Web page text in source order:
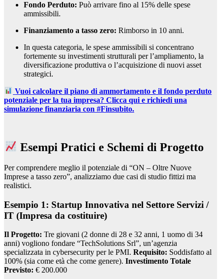
Fondo Perduto: Può arrivare fino al 15% delle spese
ammissibili.
Finanziamento a tasso zero: Rimborso in 10 anni.
In questa categoria, le spese ammissibili si concentrano
fortemente su investimenti strutturali per l’ampliamento, la
diversificazione produttiva o l’acquisizione di nuovi asset
strategici.
Vuoi calcolare il piano di ammortamento e il fondo perduto
potenziale per la tua impresa? Clicca qui e richiedi una
simulazione finanziaria con #Finsubito.
Esempi Pratici e Schemi di Progetto
Per comprendere meglio il potenziale di “ON – Oltre Nuove
Imprese a tasso zero”, analizziamo due casi di studio fittizi ma
realistici.
Esempio 1: Startup Innovativa nel Settore Servizi /
IT (Impresa da costituire)
Il Progetto: Tre giovani (2 donne di 28 e 32 anni, 1 uomo di 34
anni) vogliono fondare “TechSolutions Srl”, un’agenzia
specializzata in cybersecurity per le PMI. Requisito: Soddisfatto al
100% (sia come età che come genere). Investimento Totale
Previsto: € 200.000